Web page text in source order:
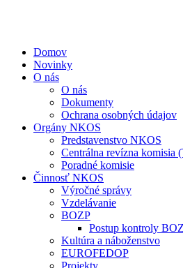
Domov
Novinky
O nás
O nás
Dokumenty
Ochrana osobných údajov
Orgány NKOS
Predstavenstvo NKOS
Centrálna revízna komisia
Poradné komisie
Činnosť NKOS
Výročné správy
Vzdelávanie
BOZP
Postup kontroly
Kultúra a náboženstvo
EUROFEDOP
Projekty